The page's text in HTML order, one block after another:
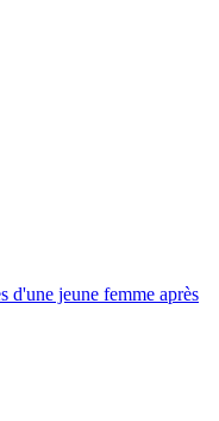
jeune femme après